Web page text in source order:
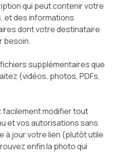
qui peut contenir votre
et des informations
dont votre destinataire
besoin.
supplémentaires que
(vidéos, photos, PDFs,
facilement modifier tout
et vos autorisations sans
à jour votre lien (plutôt utile
enfin la photo qui